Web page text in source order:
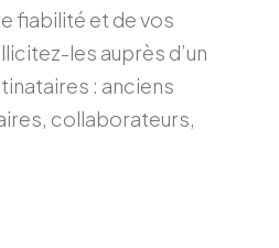
fiabilité et de vos
les auprès d’un
: anciens
collaborateurs,